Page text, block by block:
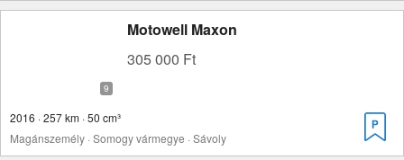
Motowell Maxon
305 000 Ft
2016 · 257 km · 50 cm³
Magánszemély · Somogy vármegye · Sávoly